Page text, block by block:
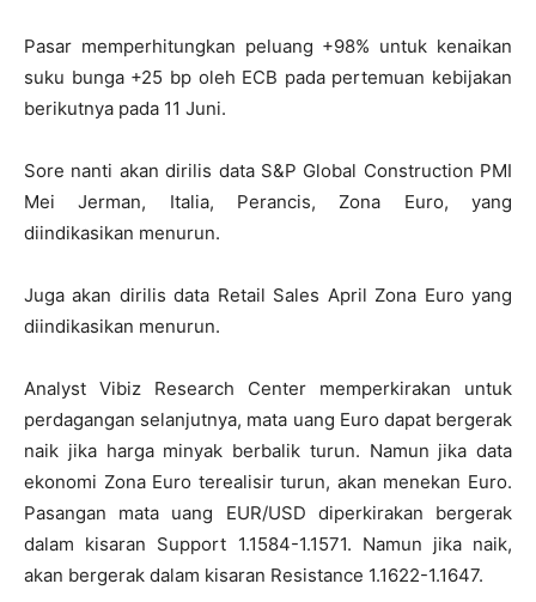
Pasar memperhitungkan peluang +98% untuk kenaikan
suku bunga +25 bp oleh ECB pada pertemuan kebijakan
berikutnya pada 11 Juni.
Sore nanti akan dirilis data S&P Global Construction PMI
Mei Jerman, Italia, Perancis, Zona Euro, yang
diindikasikan menurun.
Juga akan dirilis data Retail Sales April Zona Euro yang
diindikasikan menurun.
Analyst Vibiz Research Center memperkirakan untuk
perdagangan selanjutnya, mata uang Euro dapat bergerak
naik jika harga minyak berbalik turun. Namun jika data
ekonomi Zona Euro terealisir turun, akan menekan Euro.
Pasangan mata uang EUR/USD diperkirakan bergerak
dalam kisaran Support 1.1584-1.1571. Namun jika naik,
akan bergerak dalam kisaran Resistance 1.1622-1.1647.